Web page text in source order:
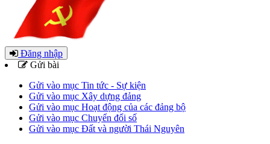
Đăng nhập
Gửi bài
Gửi vào mục Tin tức - Sự kiện
Gửi vào mục Xây dựng đảng
Gửi vào mục Hoạt động của các đảng bộ
Gửi vào mục Chuyển đổi số
Gửi vào mục Đất và người Thái Nguyên